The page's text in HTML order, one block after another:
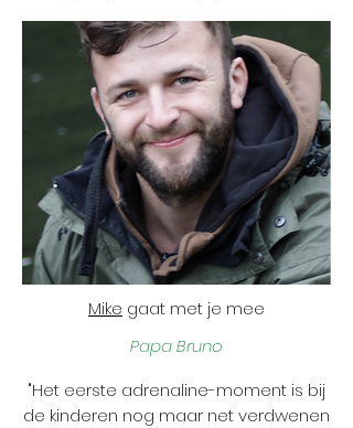
Mike gaat met je mee
Papa Bruno
"Het eerste adrenaline-moment is bij
de kinderen nog maar net verdwenen